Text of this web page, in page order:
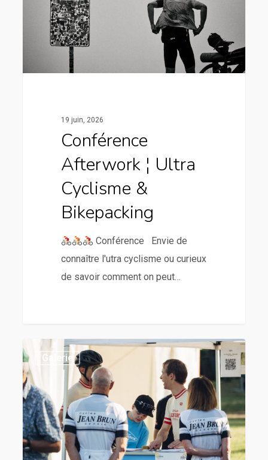
19 juin, 2026
Conférence
Afterwork ¦ Ultra
Cyclisme &
Bikepacking
Conférence Envie de
connaître l'utra cyclisme ou curieux
de savoir comment on peut…
Galerie